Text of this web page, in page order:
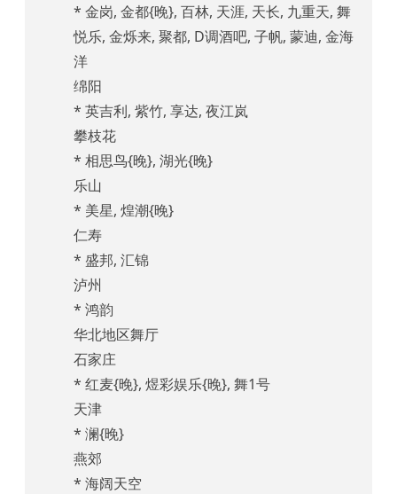
* 金岗, 金都{晚}, 百林, 天涯, 天长, 九重天, 舞
悦乐, 金烁来, 聚都, D调酒吧, 子帆, 蒙迪, 金海
洋
绵阳
* 英吉利, 紫竹, 享达, 夜江岚
攀枝花
* 相思鸟{晚}, 湖光{晚}
乐山
* 美星, 煌潮{晚}
仁寿
* 盛邦, 汇锦
泸州
* 鸿韵
华北地区舞厅
石家庄
* 红麦{晚}, 煜彩娱乐{晚}, 舞1号
天津
* 澜{晚}
燕郊
* 海阔天空